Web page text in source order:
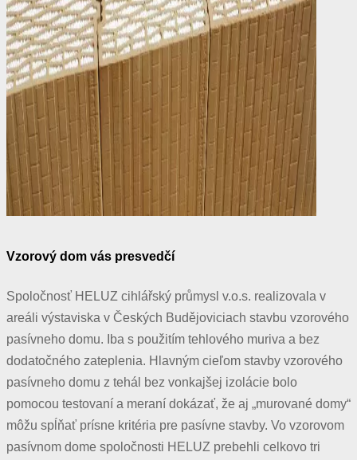
Vzorový dom vás presvedčí
Spoločnosť HELUZ cihlářský průmysl v.o.s. realizovala v
areáli výstaviska v Českých Budějoviciach stavbu vzorového
pasívneho domu. Iba s použitím tehlového muriva a bez
dodatočného zateplenia. Hlavným cieľom stavby vzorového
pasívneho domu z tehál bez vonkajšej izolácie bolo
pomocou testovaní a meraní dokázať, že aj „murované domy“
môžu spĺňať prísne kritéria pre pasívne stavby. Vo vzorovom
pasívnom dome spoločnosti HELUZ prebehli celkovo tri